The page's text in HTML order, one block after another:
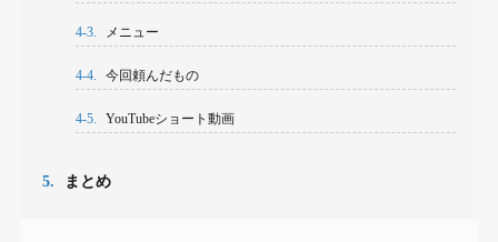
4-3. メニュー
4-4. 今回頼んだもの
4-5. YouTubeショート動画
5. まとめ